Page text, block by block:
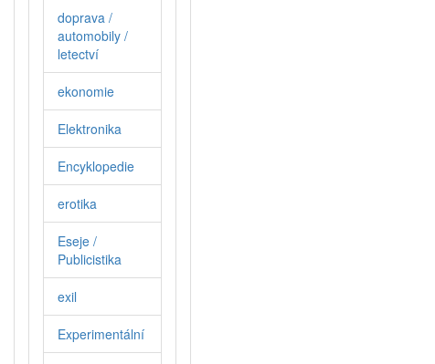
doprava /
automobily /
letectví
ekonomie
Elektronika
Encyklopedie
erotika
Eseje /
Publicistika
exil
Experimentální